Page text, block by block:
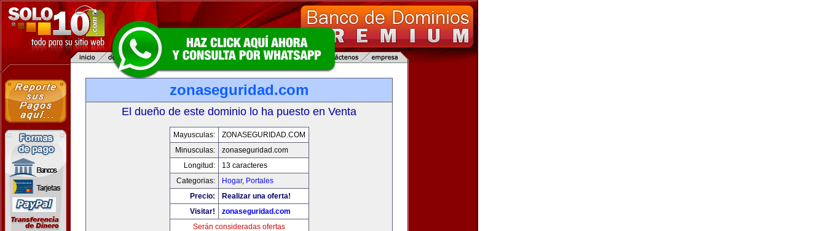
zonaseguridad.com
El dueño de este dominio lo ha puesto en Venta
Mayusculas:
ZONASEGURIDAD.COM
Minusculas:
zonaseguridad.com
Longitud:
13 caracteres
Categorias:
Hogar, Portales
Precio:
Realizar una oferta!
Visitar!
zonaseguridad.com
Serán consideradas ofertas